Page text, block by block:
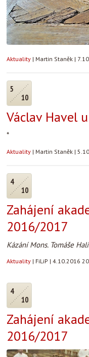
Aktuality | Martin Staněk |
5
10
Václav Havel
*
Aktuality | Martin Staněk |
4
10
Zahájení
2016/2017
Kázání Mons. Tomáše
Aktuality | FiLiP | 4.10.2016
4
10
Zahájení
2016/2017